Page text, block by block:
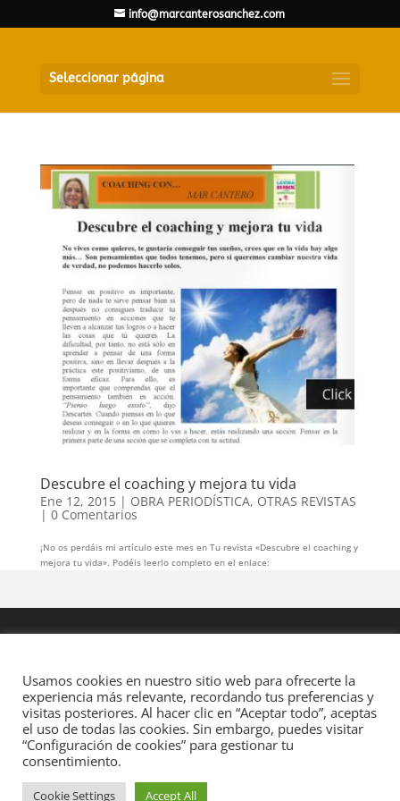
info@marcanterosanchez.com
Seleccionar página
Descubre el coaching y mejora tu vida
Ene 12, 2015| OBRA PERIODÍSTICA, OTRAS REVISTAS
| 0 Comentarios
¡No os perdáis mi artículo este mes en Tu revista «Descubre el coaching y
mejora tu vida». Podéis leerlo completo en el enlace:
Usamos cookies en nuestro sitio web para ofrecerte la
experiencia más relevante, recordando tus preferencias y
visitas posteriores. Al hacer clic en “Aceptar todo”, aceptas
el uso de todas las cookies. Sin embargo, puedes visitar
“Configuración de cookies” para gestionar tu
consentimiento.
Cookie Settings Accept All